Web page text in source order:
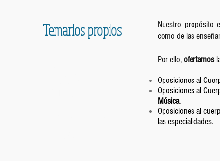
Nuestro propósito
como de las
Por ello,ofertamos
Oposiciones al
Oposiciones al
Música.
Oposiciones al
las especialidades.
Temarios propios